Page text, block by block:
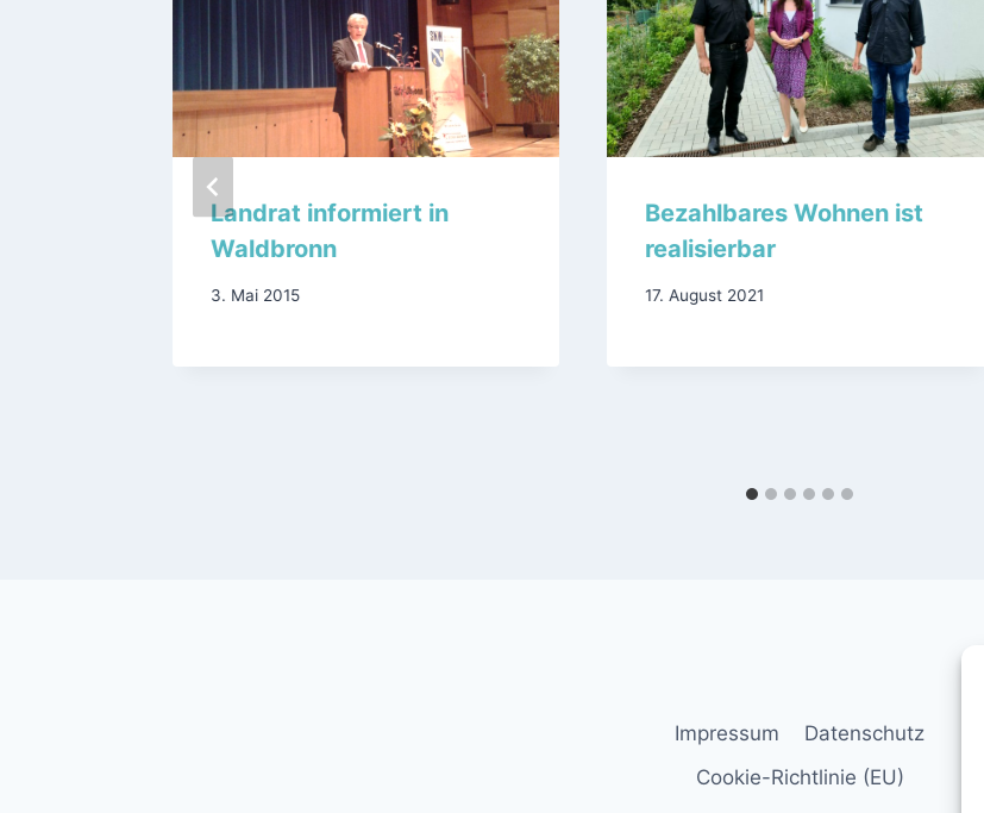
Landrat informiert in
Waldbronn
3. Mai 2015
Bezahlbares Wohnen ist
realisierbar
17. August 2021
Impressum
Datenschutz
Cookie-Richtlinie (EU)